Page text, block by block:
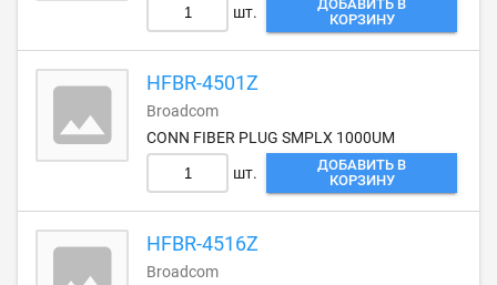
шт.
ДОБАВИТЬ В
КОРЗИНУ
HFBR-4501Z
Broadcom
CONN FIBER PLUG SMPLX 1000UM
шт.
ДОБАВИТЬ В
КОРЗИНУ
HFBR-4516Z
Broadcom